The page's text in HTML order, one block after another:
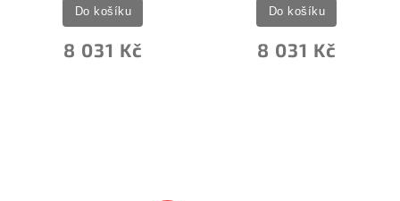
8 031 Kč
Do košíku
8 031 Kč
Do košíku